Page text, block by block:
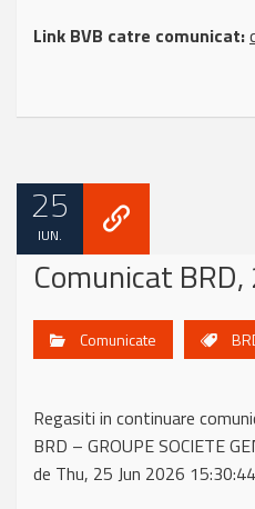
Link BVB catre comunicat:
25
IUN.
Comunicat
Comunicate
Regasiti in continuare
BRD – GROUPE SOCIETE
de Thu, 25 Jun 2026